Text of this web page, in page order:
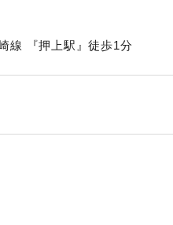
線 『押上駅』徒歩1分